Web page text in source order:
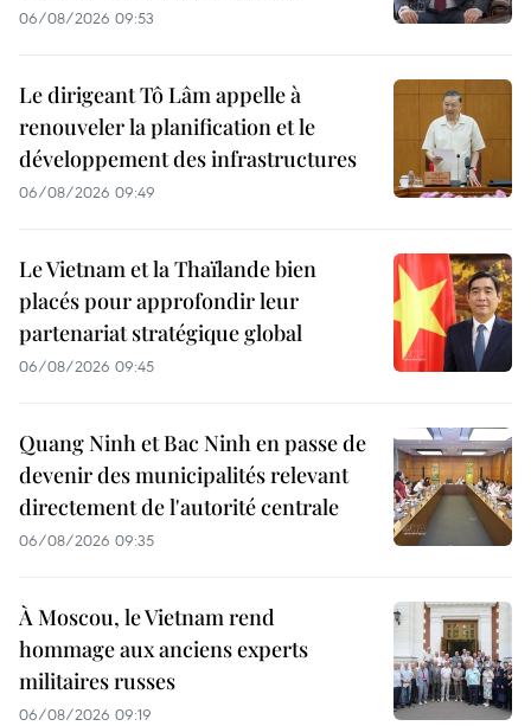
06/08/2026 09:53
Le dirigeant Tô Lâm appelle à
renouveler la planification et le
développement des infrastructures
06/08/2026 09:49
Le Vietnam et la Thaïlande bien
placés pour approfondir leur
partenariat stratégique global
06/08/2026 09:45
Quang Ninh et Bac Ninh en passe de
devenir des municipalités relevant
directement de l'autorité centrale
06/08/2026 09:35
À Moscou, le Vietnam rend
hommage aux anciens experts
militaires russes
06/08/2026 09:19